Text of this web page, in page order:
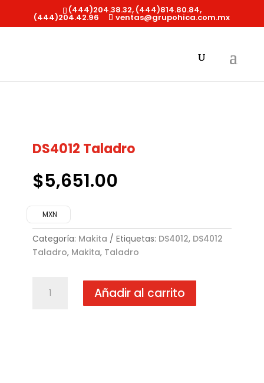
(444)204.38.32, (444)814.80.84,
(444)204.42.96 ventas@grupohica.com.mx
DS4012 Taladro
$5,651.00
MXN
Categoría: Makita Etiquetas: DS4012, DS4012
Taladro, Makita, Taladro
Taladro
Añadir al carrito